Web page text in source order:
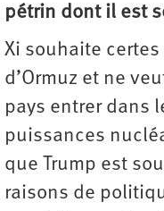
pétrin dont il est
Xi souhaite
d’Ormuz et ne
pays entrer dans
puissances
que Trump est
raisons de